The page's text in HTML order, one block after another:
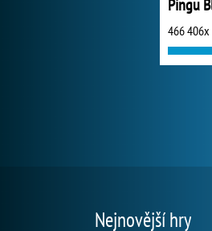
Pingu
466 406x
Nejnovější hry